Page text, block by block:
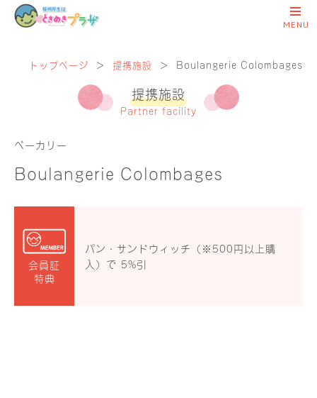
トップページ ＞ 提携施設 ＞ Boulangerie Colombages
提携施設
Partner facility
ベーカリー
Boulangerie Colombages
会員証
特典
パン・サンドウィッチ（※500円以上購
入）で 5%引